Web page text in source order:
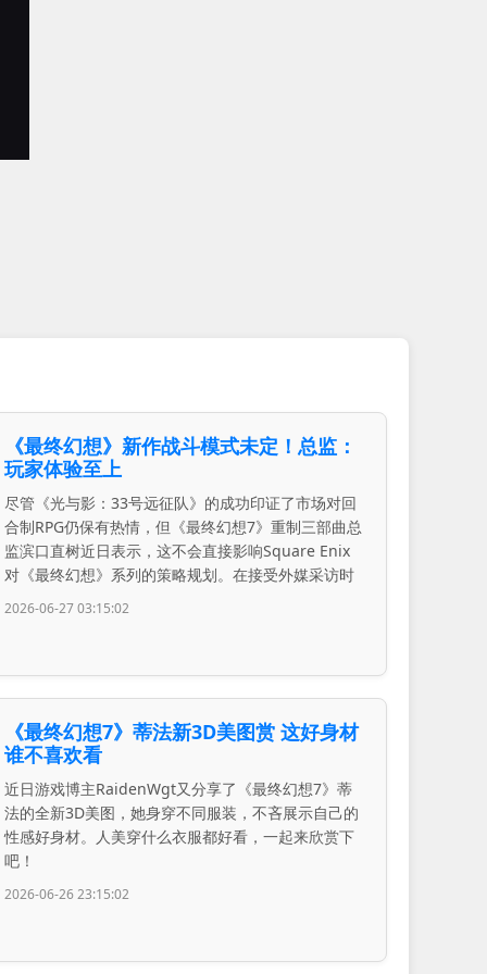
《最终幻想》新作战斗模式未定！总监：
玩家体验至上
尽管《光与影：33号远征队》的成功印证了市场对回
合制RPG仍保有热情，但《最终幻想7》重制三部曲总
监滨口直树近日表示，这不会直接影响Square Enix
对《最终幻想》系列的策略规划。在接受外媒采访时
2026-06-27 03:15:02
《最终幻想7》蒂法新3D美图赏 这好身材
谁不喜欢看
近日游戏博主RaidenWgt又分享了《最终幻想7》蒂
法的全新3D美图，她身穿不同服装，不吝展示自己的
性感好身材。人美穿什么衣服都好看，一起来欣赏下
吧！
2026-06-26 23:15:02